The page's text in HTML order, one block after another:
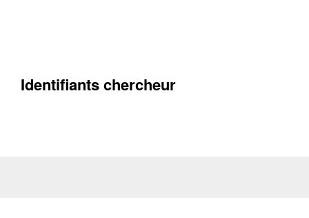
Identifiants chercheur